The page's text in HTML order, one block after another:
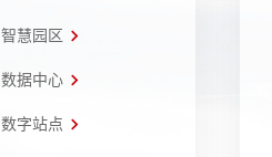
智慧园区
数据中心
数字站点